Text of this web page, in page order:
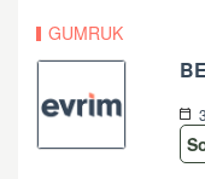
GUMRUK